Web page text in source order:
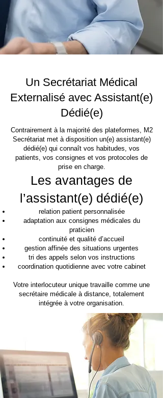
Un Secrétariat Médical
Externalisé avec Assistant(e)
Dédié(e)
Contrairement à la majorité des plateformes, M2
Secrétariat met à disposition un(e) assistant(e)
dédié(e) qui connaît vos habitudes, vos
patients, vos consignes et vos protocoles de
prise en charge.
Les avantages de
l’assistant(e) dédié(e)
relation patient personnalisée
adaptation aux consignes médicales du
praticien
continuité et qualité d’accueil
gestion affinée des situations urgentes
tri des appels selon vos instructions
coordination quotidienne avec votre cabinet
Votre interlocuteur unique travaille comme une
secrétaire médicale à distance, totalement
intégrée à votre organisation.